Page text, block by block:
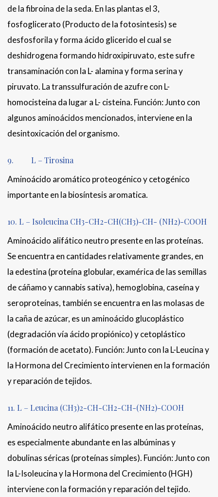
de la fibroina de la seda. En las plantas el 3,
fosfoglicerato (Producto de la fotosintesis) se
desfosforila y forma ácido glicerido el cual se
deshidrogena formando hidroxipiruvato, este sufre
transaminación con la L- alamina y forma serina y
piruvato. La transsulfuración de azufre con L-
homocisteina da lugar a L- cisteina. Función: Junto con
algunos aminoácidos mencionados, interviene en la
desintoxicación del organismo.
9. L – Tirosina
Aminoácido aromático proteogénico y cetogénico
importante en la biosíntesis aromatica.
10. L – Isoleucina CH3-CH2-CH(CH3)-CH- (NH2)-COOH
Aminoácido alifático neutro presente en las proteínas.
Se encuentra en cantidades relativamente grandes, en
la edestina (proteína globular, examérica de las semillas
de cáñamo y cannabis sativa), hemoglobina, caseína y
seroproteínas, también se encuentra en las molasas de
la caña de azúcar, es un aminoácido glucoplástico
(degradación vía ácido propiónico) y cetoplástico
(formación de acetato). Función: Junto con la L-Leucina y
la Hormona del Crecimiento intervienen en la formación
y reparación de tejidos.
11. L – Leucina (CH3)2-CH-CH2-CH-(NH2)-COOH
Aminoácido neutro alifático presente en las proteínas,
es especialmente abundante en las albúminas y
dobulinas séricas (proteínas simples). Función: Junto con
la L-Isoleucina y la Hormona del Crecimiento (HGH)
interviene con la formación y reparación del tejido.